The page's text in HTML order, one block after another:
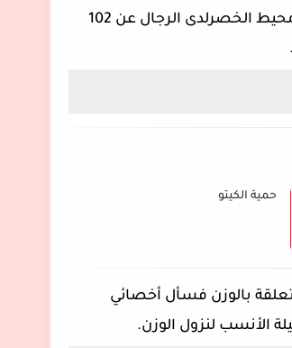
- يساعد محيط الخصر باعطاء نتائج أفضل للسمنة فمثلا: إذا زاد محيط الخصرلدى الرجال عن 102
حمية الكيتو
بالوزن فسأل أخصائي
الأنسب لنزول الوزن.